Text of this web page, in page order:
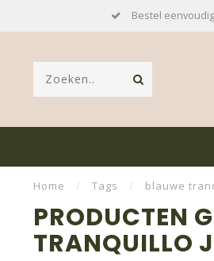
Bestel
Home / Tags / blauwe
PRODUCTEN
TRANQUILLO